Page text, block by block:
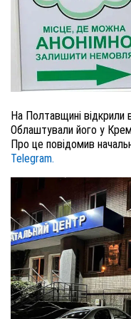
На Полтавщині відкрили
Облаштували його у
Про це повідомив
Telegram.